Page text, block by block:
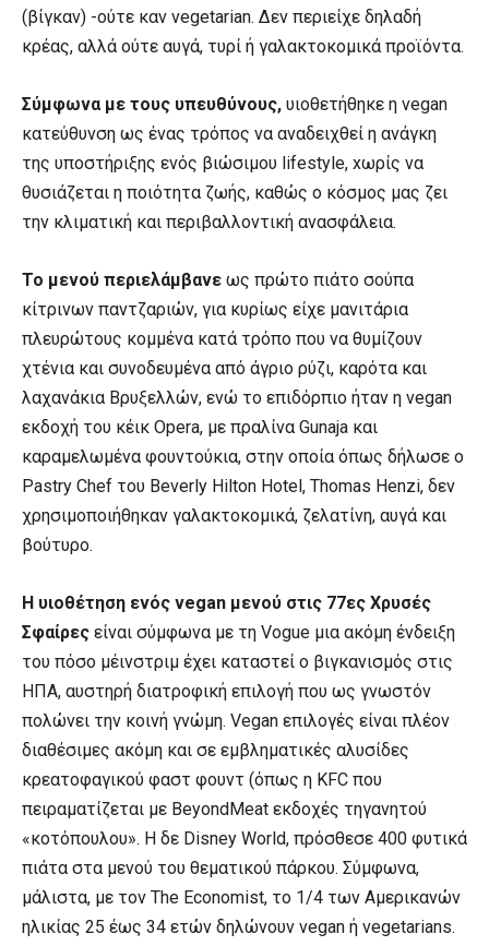
(βίγκαν) -ούτε καν vegetarian. Δεν περιείχε δηλαδή
κρέας, αλλά ούτε αυγά, τυρί ή γαλακτοκομικά προϊόντα.
Σύμφωνα με τους υπευθύνους, υιοθετήθηκε η vegan
κατεύθυνση ως ένας τρόπος να αναδειχθεί η ανάγκη
της υποστήριξης ενός βιώσιμου lifestyle, xωρίς να
θυσιάζεται η ποιότητα ζωής, καθώς ο κόσμος μας ζει
την κλιματική και περιβαλλοντική ανασφάλεια.
Το μενού περιελάμβανε ως πρώτο πιάτο σούπα
κίτρινων παντζαριών, για κυρίως είχε μανιτάρια
πλευρώτους κομμένα κατά τρόπο που να θυμίζουν
χτένια και συνοδευμένα από άγριο ρύζι, καρότα και
λαχανάκια Βρυξελλών, ενώ το επιδόρπιο ήταν η vegan
εκδοχή του κέικ Opera, με πραλίνα Gunaja και
καραμελωμένα φουντούκια, στην οποία όπως δήλωσε ο
Pastry Chef του Beverly Hilton Hotel, Thomas Henzi, δεν
χρησιμοποιήθηκαν γαλακτοκομικά, ζελατίνη, αυγά και
βούτυρο.
Η υιοθέτηση ενός vegan μενού στις 77ες Χρυσές
Σφαίρες είναι σύμφωνα με τη Vogue μια ακόμη ένδειξη
του πόσο μέινστριμ έχει καταστεί ο βιγκανισμός στις
ΗΠΑ, αυστηρή διατροφική επιλογή που ως γνωστόν
πολώνει την κοινή γνώμη. Vegan επιλογές είναι πλέον
διαθέσιμες ακόμη και σε εμβληματικές αλυσίδες
κρεατοφαγικού φαστ φουντ (όπως η KFC που
πειραματίζεται με BeyondMeat εκδοχές τηγανητού
«κοτόπουλου». Η δε Disney World, πρόσθεσε 400 φυτικά
πιάτα στα μενού του θεματικού πάρκου. Σύμφωνα,
μάλιστα, με τον The Economist, το 1/4 των Αμερικανών
ηλικίας 25 έως 34 ετών δηλώνουν vegan ή vegetarians.